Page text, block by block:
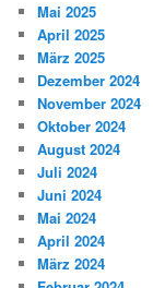
Mai 2025
April 2025
März 2025
Dezember 2024
November 2024
Oktober 2024
August 2024
Juli 2024
Juni 2024
Mai 2024
April 2024
März 2024